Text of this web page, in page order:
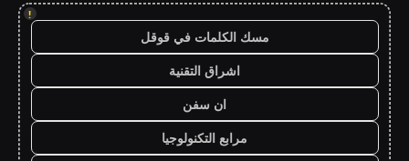
!
مسك الكلمات في قوقل
اشراق التقنية
ان سفن
مرابع التكنولوجيا